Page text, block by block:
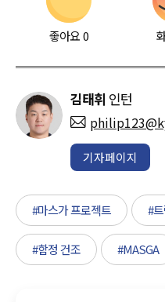
좋아요0
김태휘 인턴
기자페이지
#마스가 프로젝트 #
#함정 건조 #MASGA